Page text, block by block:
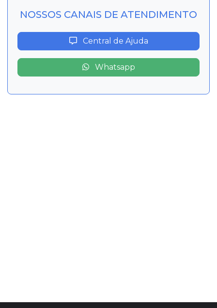
NOSSOS CANAIS DE ATENDIMENTO
Central de Ajuda
Whatsapp